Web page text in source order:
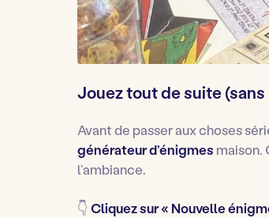
Jouez tout de suite
Avant de passer aux choses
générateur d’énigmes maison.
l’ambiance.
👇 Cliquez sur « Nouvelle